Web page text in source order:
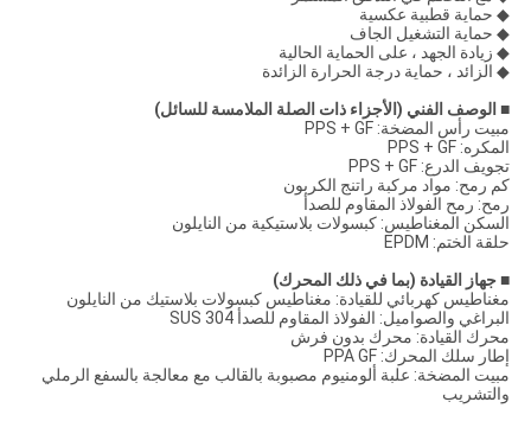
◆ حماية قطبية عكسية
◆ حماية التشغيل الجاف
◆ زيادة الجهد ، على الحماية الحالية
◆ الزائد ، حماية درجة الحرارة الزائدة
■ الوصف الفني (الأجزاء ذات الصلة الملامسة للسائل)
مبيت رأس المضخة: PPS + GF
المكره: PPS + GF
تجويف الدرع: PPS + GF
كم رمح: مواد مركبة راتنج الكربون
رمح: رمح الفولاذ المقاوم للصدأ
السكن المغناطيس: كبسولات بلاستيكية من النايلون
حلقة الختم: EPDM
■ جهاز القيادة (بما في ذلك المحرك)
مغناطيس كهربائي للقيادة: مغناطيس كبسولات بلاستيك من النايلون
البراغي والصواميل: الفولاذ المقاوم للصدأ SUS 304
محرك القيادة: محرك بدون فرش
إطار سلك المحرك: PPA GF
مبيت المضخة: علبة ألومنيوم مصبوبة بالقالب مع معالجة بالسفع الرملي
والتشريب